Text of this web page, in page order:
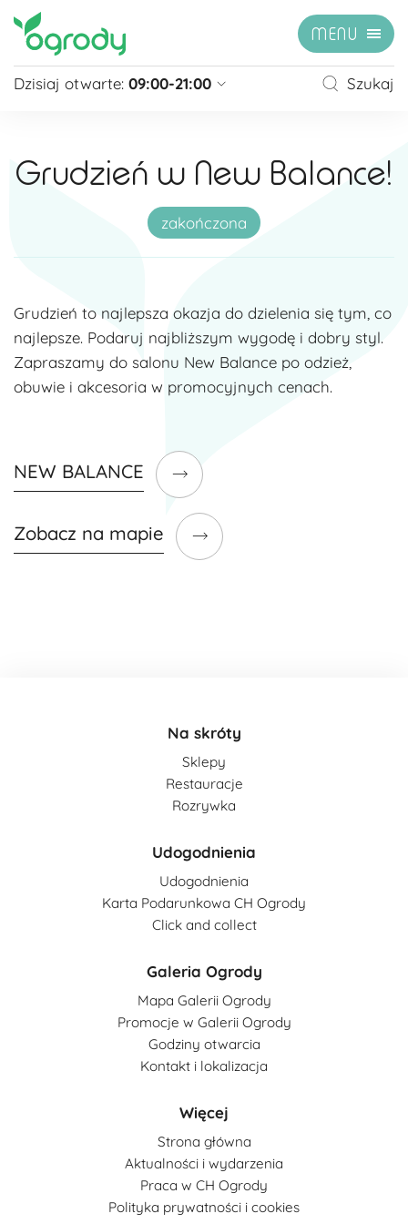
MENU
Dzisiaj otwarte: 09:00-21:00
Niedziela
zamknięte
Niedziela handlowa
10:00 - 20:00
Szukaj
Grudzień w New Balance!
zakończona
Grudzień to najlepsza okazja do dzielenia się tym, co
najlepsze. Podaruj najbliższym wygodę i dobry styl.
Zapraszamy do salonu New Balance po odzież,
obuwie i akcesoria w promocyjnych cenach.
NEW BALANCE
Zobacz na mapie
Na skróty
Sklepy
Restauracje
Rozrywka
Udogodnienia
Udogodnienia
Karta Podarunkowa CH Ogrody
Click and collect
Galeria Ogrody
Mapa Galerii Ogrody
Promocje w Galerii Ogrody
Godziny otwarcia
Kontakt i lokalizacja
Więcej
Strona główna
Aktualności i wydarzenia
Praca w CH Ogrody
Polityka prywatności i cookies